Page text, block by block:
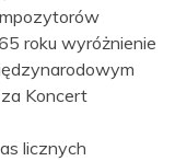
roku wyróżnienie
Koncert
licznych